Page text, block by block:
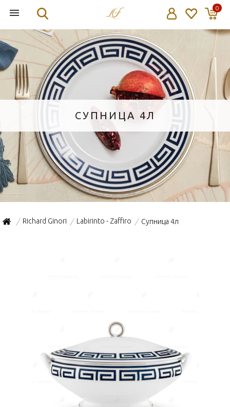
0
СУПНИЦА 4Л
/ Richard Ginori / Labirinto - Zaffiro / Супница 4л